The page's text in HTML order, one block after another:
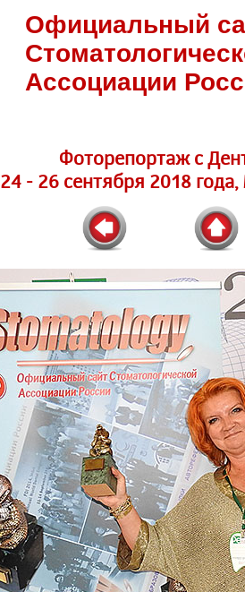
Официальный
Ассоциации
Фоторепортаж с
24 - 26 сентября 2018